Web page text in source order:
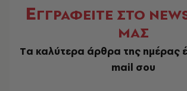
ΕΓΓΡΑΦΕΙΤΕ ΣΤΟ
ΜΑΣ
Tα καλύτερα άρθρα της ημέρας
mail σου